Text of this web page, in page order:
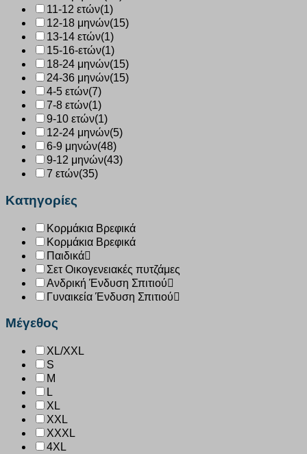
11-12 ετών(1)
12-18 μηνών(15)
13-14 ετών(1)
15-16-ετών(1)
18-24 μηνών(15)
24-36 μηνών(15)
4-5 ετών(7)
7-8 ετών(1)
9-10 ετών(1)
12-24 μηνών(5)
6-9 μηνών(48)
9-12 μηνών(43)
7 ετών(35)
Κατηγορίες
Κορμάκια Βρεφικά
Κορμάκια Βρεφικά
Παιδικά
Σετ Οικογενειακές πυτζάμες
Ανδρική Ένδυση Σπιτιού
Γυναικεία Ένδυση Σπιτιού
Μέγεθος
XL/XXL
S
M
L
XL
XXL
XXXL
4XL